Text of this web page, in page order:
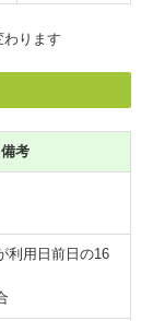
ります
備考
利用日前日の16